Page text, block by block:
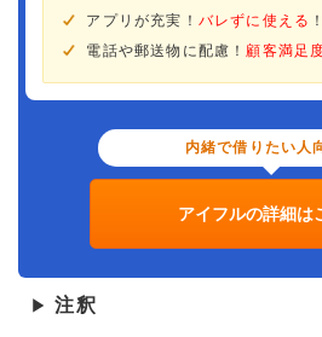
アプリが充実！ バレずに使える ！
電話や郵送物に配慮！ 顧客満足
内緒で借りたい人
アイフルの詳細は
▶ 注釈